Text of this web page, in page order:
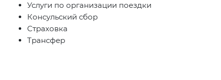
Услуги по организации поездки
Консульский сбор
Страховка
Трансфер